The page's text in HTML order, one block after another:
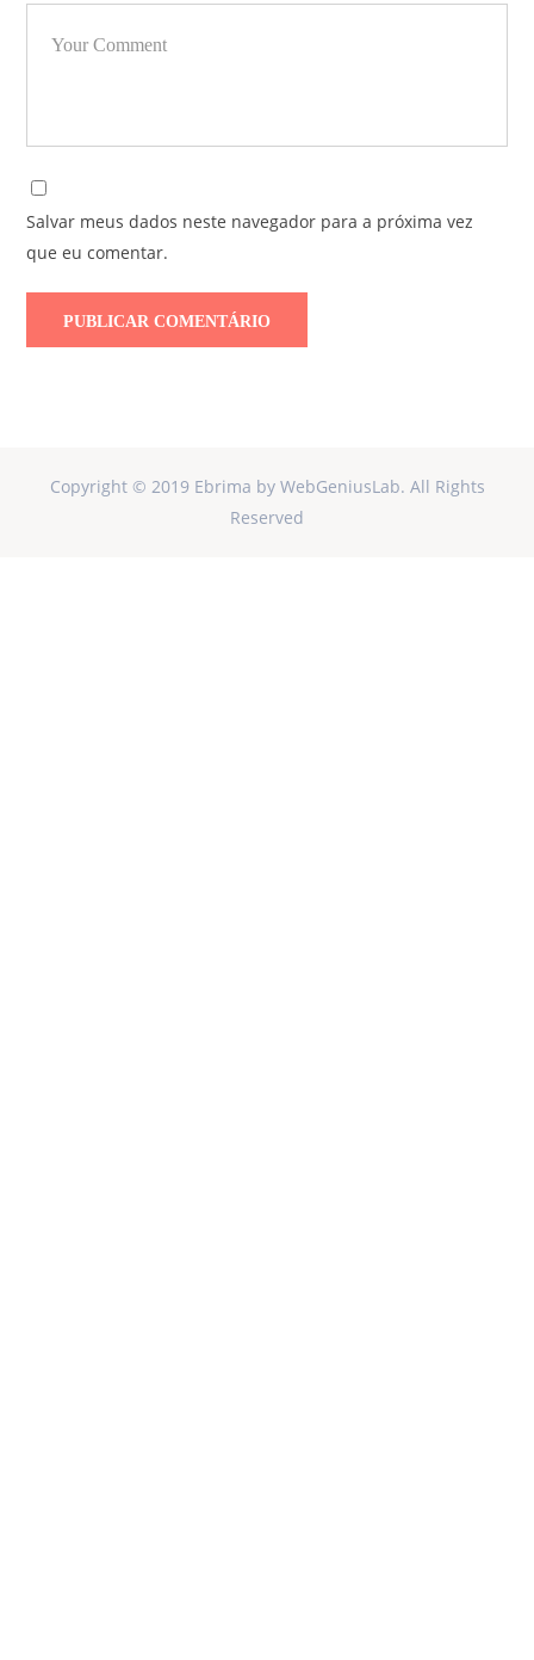
Salvar meus dados neste navegador para a próxima vez
que eu comentar.
Copyright © 2019 Ebrima by WebGeniusLab. All Rights
Reserved